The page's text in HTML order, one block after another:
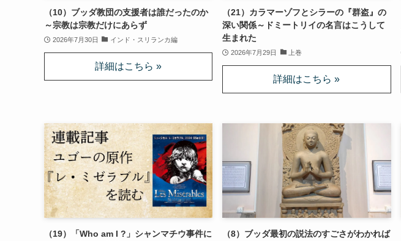
（10）ブッダ教団の支援者は誰だったのか
～宗教は宗教だけにあらず
2026年7月30日 インド・スリランカ編
（21）カラマーゾフとシラーの『群盗』の
深い関係～ドミートリイの名言はこうして
生まれた
2026年7月29日 上巻
（19）「Who am I ?」シャンマチウ事件に
（8）ブッダ最初の説法のすごさがわかれば